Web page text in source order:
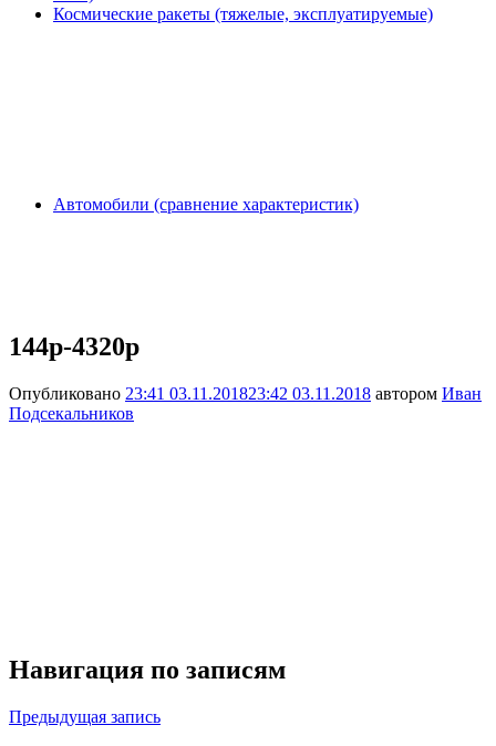
Космические ракеты (тяжелые, эксплуатируемые)
Автомобили (сравнение характеристик)
144p-4320p
Опубликовано 23:41 03.11.201823:42 03.11.2018 автором Иван
Подсекальников
Навигация по записям
Предыдущая запись